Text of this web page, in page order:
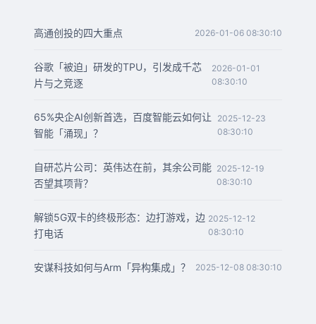
高通创投的四大重点 2026-01-06 08:30:10
谷歌「被迫」研发的TPU，引发成千芯
片与之竞逐
2026-01-01
08:30:10
65%央企AI创新首选，百度智能云如何让
智能「涌现」？
2025-12-23
08:30:10
自研芯片公司：英伟达在前，其余公司能
否望其项背？
2025-12-19
08:30:10
解锁5G双卡的终极形态：边打游戏，边
打电话
2025-12-12
08:30:10
安谋科技如何与Arm「异构集成」？ 2025-12-08 08:30:10